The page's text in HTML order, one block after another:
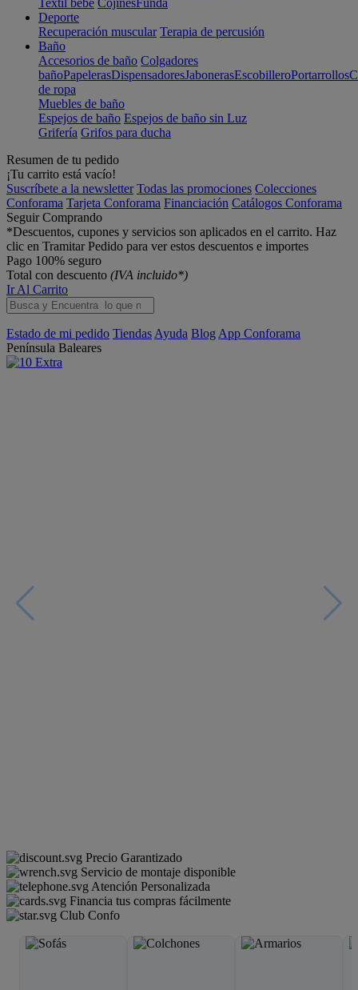
Textil bebé CojinesFunda
Deporte
Recuperación muscular Terapia de percusión
Baño
Accesorios de baño Colgadores
bañoPapelerasDispensadoresJabonerasEscobilleroPortarrollos
de ropa
Muebles de baño
Espejos de baño Espejos de baño sin Luz
Grifería Grifos para ducha
Resumen de tu pedido
¡Tu carrito está vacío!
Suscríbete a la newsletter Todas las promociones Colecciones
Conforama Tarjeta Conforama Financiación Catálogos Conforama
Seguir Comprando
*Descuentos, cupones y servicios son aplicados en el carrito. Haz
clic en Tramitar Pedido para ver estos descuentos e importes
Pago 100% seguro
Total con descuento (IVA incluido*)
Ir Al Carrito
Estado de mi pedido Tiendas Ayuda Blog App Conforama
Península Baleares
Precio Garantizado
Servicio de montaje disponible
Atención Personalizada
Financia tus compras fácilmente
Club Confo